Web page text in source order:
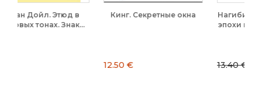
окна
Нагибин. Дафнис и Хлоя
эпохи культа личности,...
13.40 € 10.72 €
Рисунок.
35.00 €